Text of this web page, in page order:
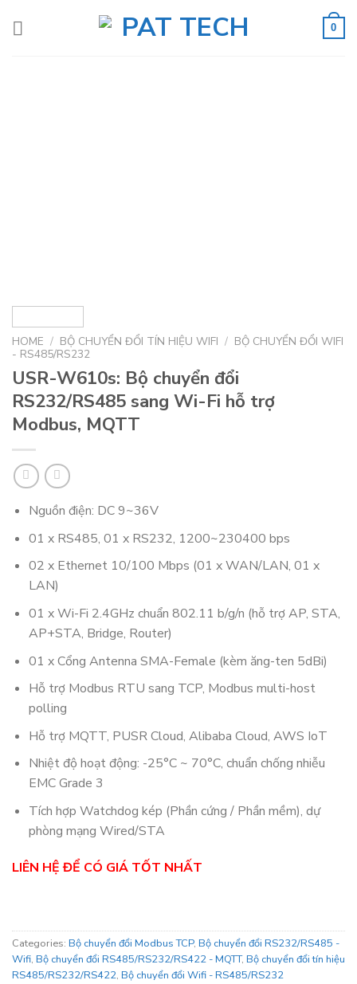
0
HOME / BỘ CHUYỂN ĐỔI TÍN HIỆU WIFI / BỘ CHUYỂN ĐỔI WIFI
- RS485/RS232
USR-W610s: Bộ chuyển đổi
RS232/RS485 sang Wi-Fi hỗ trợ
Modbus, MQTT
Nguồn điện: DC 9~36V
01 x RS485, 01 x RS232, 1200~230400 bps
02 x Ethernet 10/100 Mbps (01 x WAN/LAN, 01 x
LAN)
01 x Wi-Fi 2.4GHz chuẩn 802.11 b/g/n (hỗ trợ AP, STA,
AP+STA, Bridge, Router)
01 x Cổng Antenna SMA-Female (kèm ăng-ten 5dBi)
Hỗ trợ Modbus RTU sang TCP, Modbus multi-host
polling
Hỗ trợ MQTT, PUSR Cloud, Alibaba Cloud, AWS IoT
Nhiệt độ hoạt động: -25°C ~ 70°C, chuẩn chống nhiễu
EMC Grade 3
Tích hợp Watchdog kép (Phần cứng / Phần mềm), dự
phòng mạng Wired/STA
LIÊN HỆ ĐỂ CÓ GIÁ TỐT NHẤT
Categories: Bộ chuyển đổi Modbus TCP, Bộ chuyển đổi RS232/RS485 -
Wifi, Bộ chuyển đổi RS485/RS232/RS422 - MQTT, Bộ chuyển đổi tín hiệu
RS485/RS232/RS422, Bộ chuyển đổi Wifi - RS485/RS232